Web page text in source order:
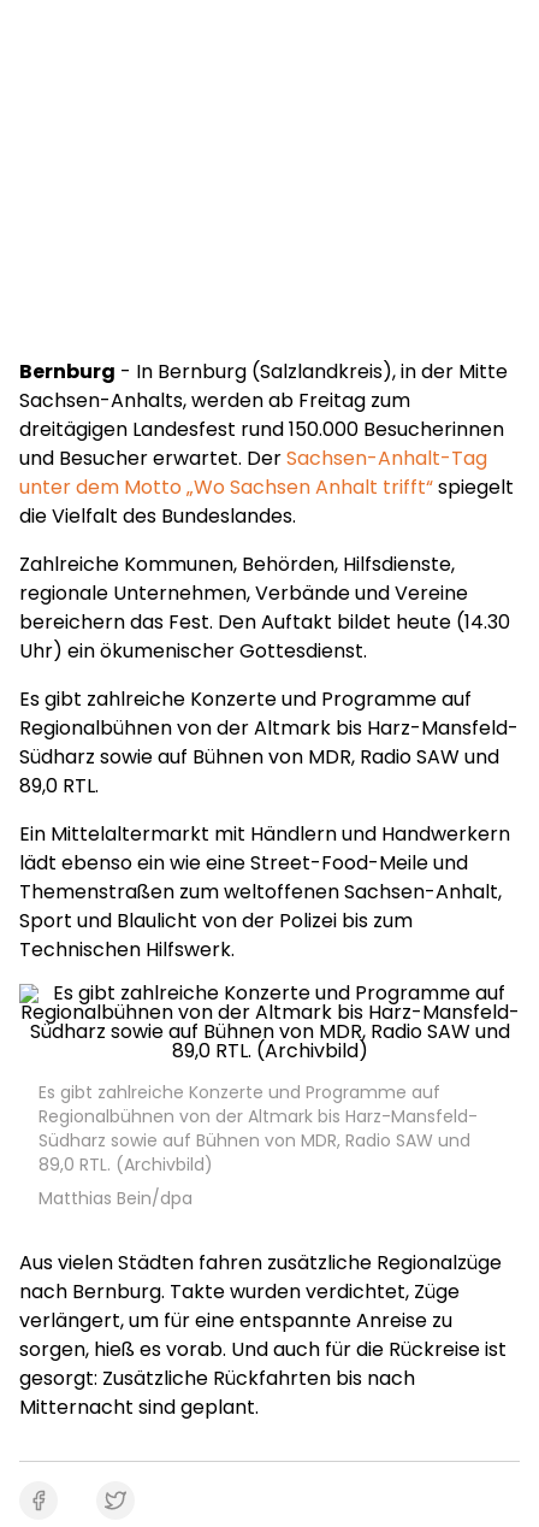
Bernburg - In Bernburg (Salzlandkreis), in der Mitte
Sachsen-Anhalts, werden ab Freitag zum
dreitägigen Landesfest rund 150.000 Besucherinnen
und Besucher erwartet. DerSachsen-Anhalt-Tag
unter dem Motto „Wo Sachsen Anhalt trifft“spiegelt
die Vielfalt des Bundeslandes.
Zahlreiche Kommunen, Behörden, Hilfsdienste,
regionale Unternehmen, Verbände und Vereine
bereichern das Fest. Den Auftakt bildet heute (14.30
Uhr) ein ökumenischer Gottesdienst.
Es gibt zahlreiche Konzerte und Programme auf
Regionalbühnen von der Altmark bis Harz-Mansfeld-
Südharz sowie auf Bühnen von MDR, Radio SAW und
89,0 RTL.
Ein Mittelaltermarkt mit Händlern und Handwerkern
lädt ebenso ein wie eine Street-Food-Meile und
Themenstraßen zum weltoffenen Sachsen-Anhalt,
Sport und Blaulicht von der Polizei bis zum
Technischen Hilfswerk.
Es gibt zahlreiche Konzerte und Programme auf
Regionalbühnen von der Altmark bis Harz-Mansfeld-
Südharz sowie auf Bühnen von MDR, Radio SAW und
89,0 RTL. (Archivbild)
Matthias Bein/dpa
Aus vielen Städten fahren zusätzliche Regionalzüge
nach Bernburg. Takte wurden verdichtet, Züge
verlängert, um für eine entspannte Anreise zu
sorgen, hieß es vorab. Und auch für die Rückreise ist
gesorgt: Zusätzliche Rückfahrten bis nach
Mitternacht sind geplant.